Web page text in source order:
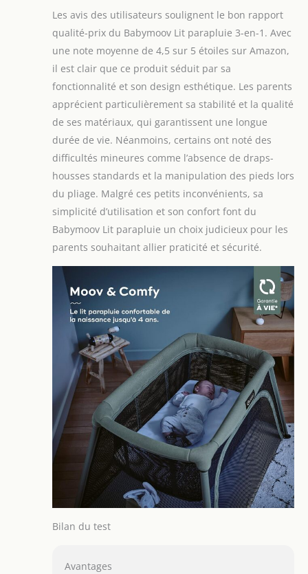
Les avis des utilisateurs soulignent le bon rapport
qualité-prix du Babymoov Lit parapluie 3-en-1. Avec
une note moyenne de 4,5 sur 5 étoiles sur Amazon,
il est clair que ce produit séduit par sa
fonctionnalité et son design esthétique. Les parents
apprécient particulièrement sa stabilité et la qualité
de ses matériaux, qui garantissent une longue
durée de vie. Néanmoins, certains ont noté des
difficultés mineures comme l’absence de draps-
housses standards et la manipulation des pieds lors
du pliage. Malgré ces petits inconvénients, sa
simplicité d’utilisation et son confort font du
Babymoov Lit parapluie un choix judicieux pour les
parents souhaitant allier praticité et sécurité.
Bilan du test
Avantages